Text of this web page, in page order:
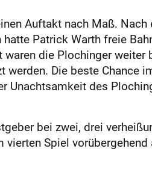
Auftakt nach Maß.
Patrick Warth freie
die Plochinger weiter
Die beste Chance
Unachtsamkeit des
bei zwei, drei
Spiel